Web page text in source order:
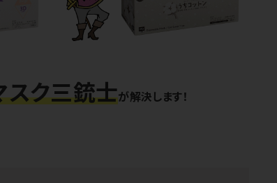
スク三銃士が解決します！